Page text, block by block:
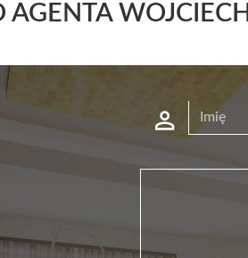
WOJCIECH